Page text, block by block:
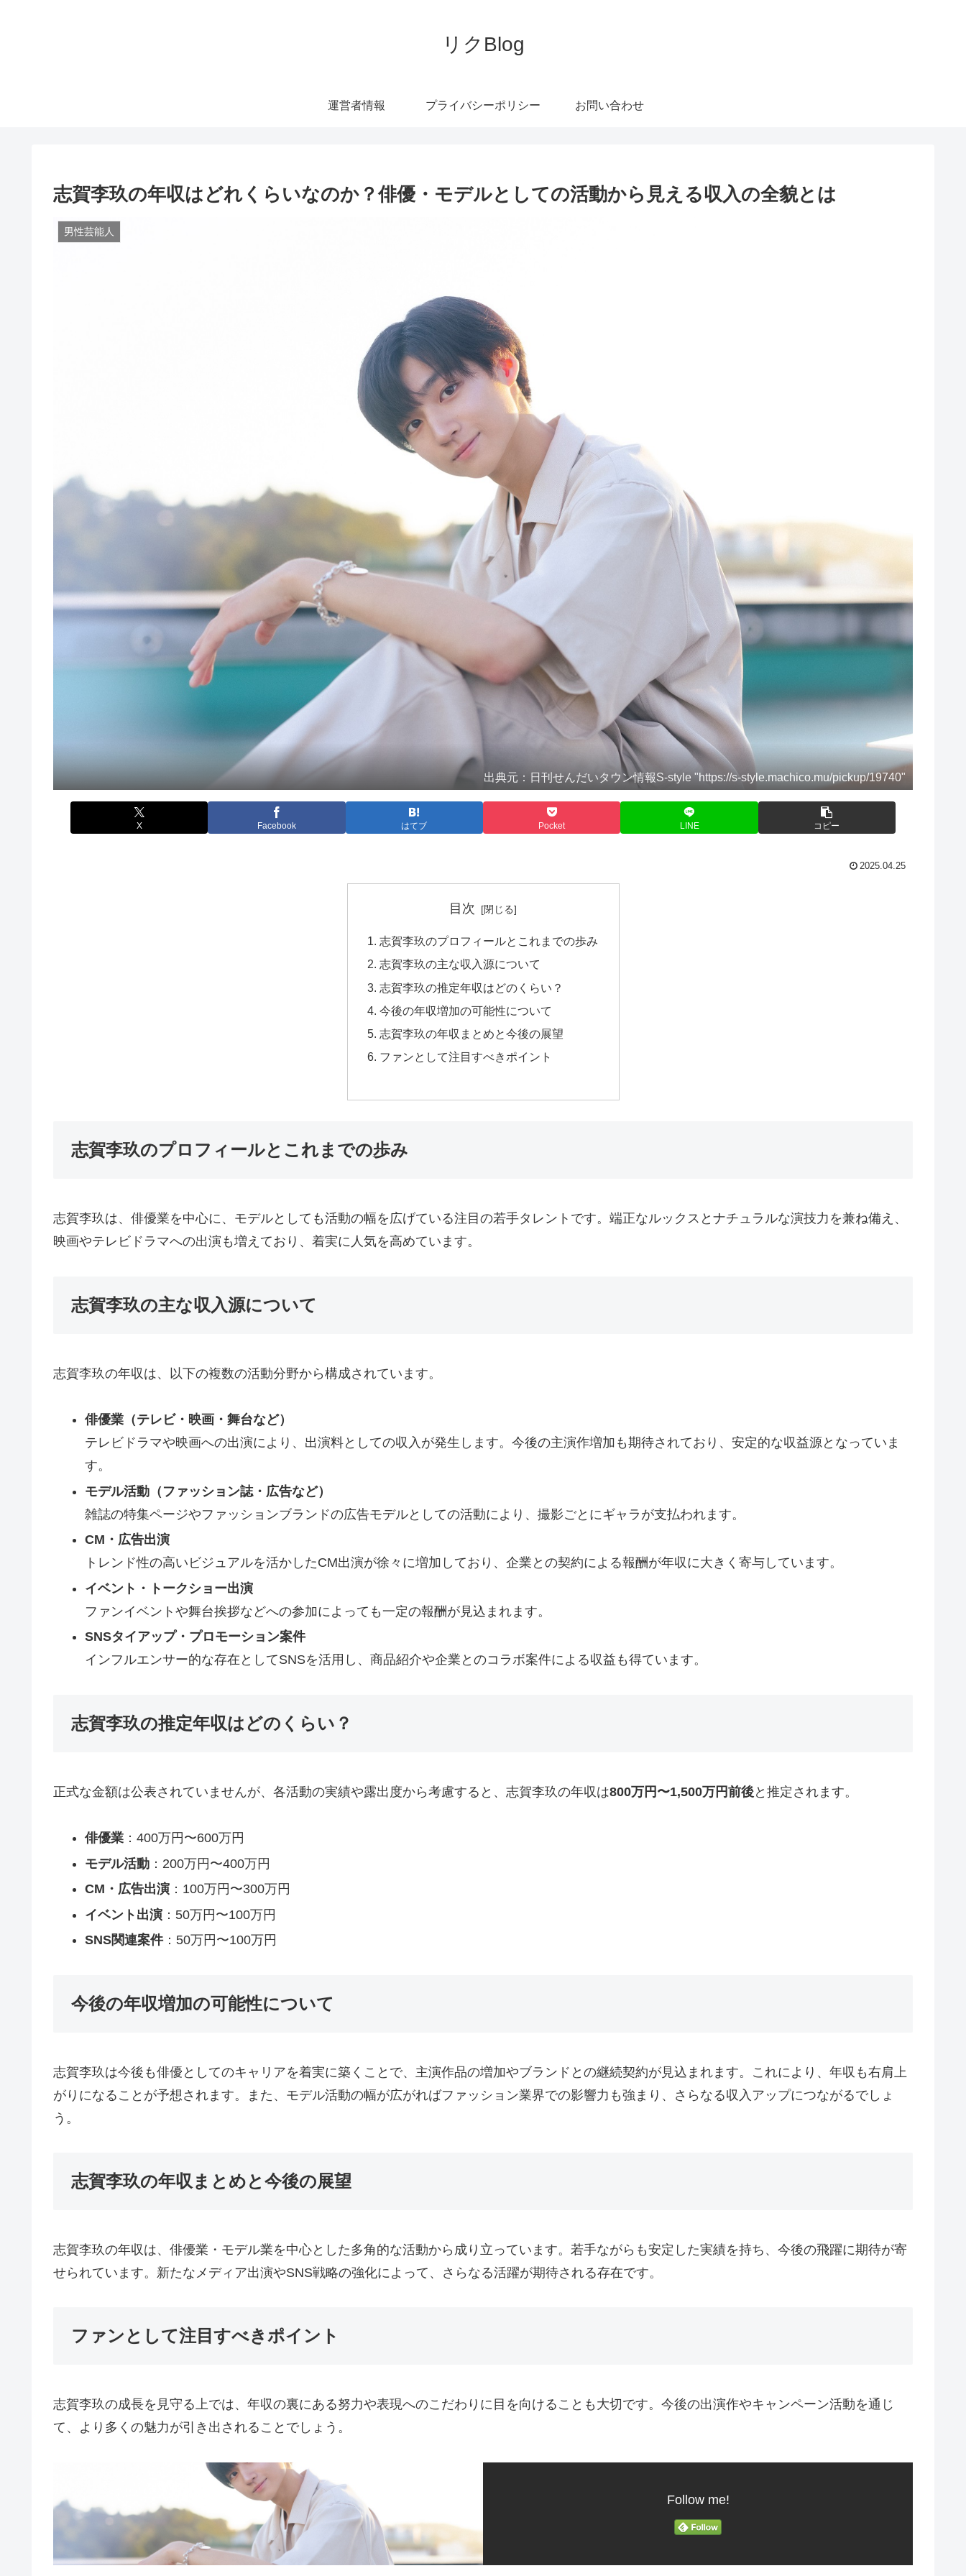
リクBlog
運営者情報 プライバシーポリシー お問い合わせ
志賀李玖の年収はどれくらいなのか？俳優・モデルとしての活動から見える収入の全貌とは
男性芸能人
出典元：日刊せんだいタウン情報S-style "https://s-style.machico.mu/pickup/19740"
X Facebook はてブ Pocket LINE コピー
2025.04.25
目次
志賀李玖のプロフィールとこれまでの歩み
志賀李玖の主な収入源について
志賀李玖の推定年収はどのくらい？
今後の年収増加の可能性について
志賀李玖の年収まとめと今後の展望
ファンとして注目すべきポイント
志賀李玖のプロフィールとこれまでの歩み
志賀李玖は、俳優業を中心に、モデルとしても活動の幅を広げている注目の若手タレントです。端正なルックスとナチュラルな演技力を兼ね備え、
映画やテレビドラマへの出演も増えており、着実に人気を高めています。
志賀李玖の主な収入源について
志賀李玖の年収は、以下の複数の活動分野から構成されています。
俳優業（テレビ・映画・舞台など）
テレビドラマや映画への出演により、出演料としての収入が発生します。今後の主演作増加も期待されており、安定的な収益源となっていま
す。
モデル活動（ファッション誌・広告など）
雑誌の特集ページやファッションブランドの広告モデルとしての活動により、撮影ごとにギャラが支払われます。
CM・広告出演
トレンド性の高いビジュアルを活かしたCM出演が徐々に増加しており、企業との契約による報酬が年収に大きく寄与しています。
イベント・トークショー出演
ファンイベントや舞台挨拶などへの参加によっても一定の報酬が見込まれます。
SNSタイアップ・プロモーション案件
インフルエンサー的な存在としてSNSを活用し、商品紹介や企業とのコラボ案件による収益も得ています。
志賀李玖の推定年収はどのくらい？
正式な金額は公表されていませんが、各活動の実績や露出度から考慮すると、志賀李玖の年収は800万円〜1,500万円前後と推定されます。
俳優業：400万円〜600万円
モデル活動：200万円〜400万円
CM・広告出演：100万円〜300万円
イベント出演：50万円〜100万円
SNS関連案件：50万円〜100万円
今後の年収増加の可能性について
志賀李玖は今後も俳優としてのキャリアを着実に築くことで、主演作品の増加やブランドとの継続契約が見込まれます。これにより、年収も右肩上
がりになることが予想されます。また、モデル活動の幅が広がればファッション業界での影響力も強まり、さらなる収入アップにつながるでしょ
う。
志賀李玖の年収まとめと今後の展望
志賀李玖の年収は、俳優業・モデル業を中心とした多角的な活動から成り立っています。若手ながらも安定した実績を持ち、今後の飛躍に期待が寄
せられています。新たなメディア出演やSNS戦略の強化によって、さらなる活躍が期待される存在です。
ファンとして注目すべきポイント
志賀李玖の成長を見守る上では、年収の裏にある努力や表現へのこだわりに目を向けることも大切です。今後の出演作やキャンペーン活動を通じ
て、より多くの魅力が引き出されることでしょう。
Follow me!